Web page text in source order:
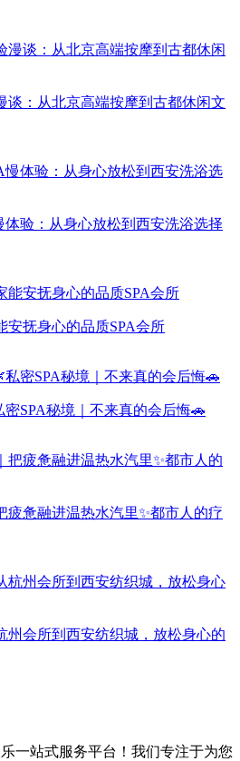
谈：从北京高端按摩到古都休闲文
体验：从身心放松到西安洗浴选择
安抚身心的品质SPA会所
密SPA秘境｜不来真的会后悔🚗
疲惫融进温热水汽里✨都市人的疗
州会所到西安纺织城，放松身心的
一站式服务平台！我们专注于为您